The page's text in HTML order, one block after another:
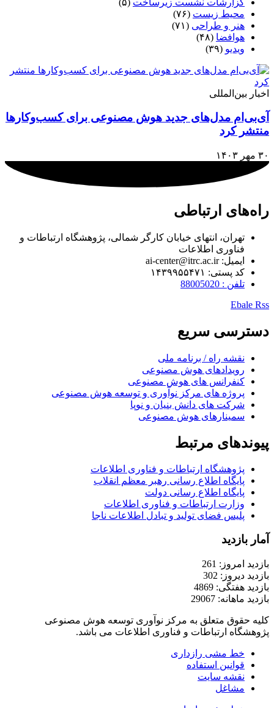
گزارشات نشست زیرساخت (۵)
محیط زیست (۷۶)
هنر و طراحی (۷۱)
هوافضا (۴۸)
ویدیو (۳۹)
اخبار بین‌المللی
آی‌بی‌ام مدل‌های جدید هوش مصنوعی برای کسب‌وکارها
منتشر کرد
۳۰ مهر ۱۴۰۳
راه‌های ارتباطی
تهران، انتهای خیابان کارگر شمالی، پژوهشگاه ارتباطات و
فناوری اطلاعات
ایمیل: ai-center@itrc.ac.ir
کد پستی: ۱۴۳۹۹۵۵۴۷۱
تلفن : 88005020
Ebale Rss
دسترسی سریع
نقشه راه / برنامه ملی
رویدادهای هوش مصنوعی
کنفرانس های هوش مصنوعی
پروژه های مرکز نوآوری و توسعه هوش مصنوعی
شرکت های دانش بنیان و نوپا
سمینارهای هوش مصنوعی
پیوندهای مرتبط
پژوهشگاه ارتباطات و فناوری اطلاعات
پایگاه اطلاع رسانی رهبر معظم انقلاب
پایگاه اطلاع رسانی دولت
وزارت ارتباطات و فناوری اطلاعات
پلیس فضای تولید و تبادل اطلاعات ناجا
آمار بازدید
بازدید امروز: 261
بازدید دیروز: 302
بازدید هفتگی: 4869
بازدید ماهانه: 29067
کلیه حقوق متعلق به مرکز نوآوری توسعه هوش مصنوعی
پژوهشگاه ارتباطات و فناوری اطلاعات می باشد.
خط مشی رازداری
قوانین استفاده
نقشه سایت
مشاغل